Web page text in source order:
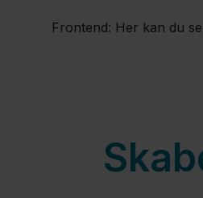
Frontend: Her kan du